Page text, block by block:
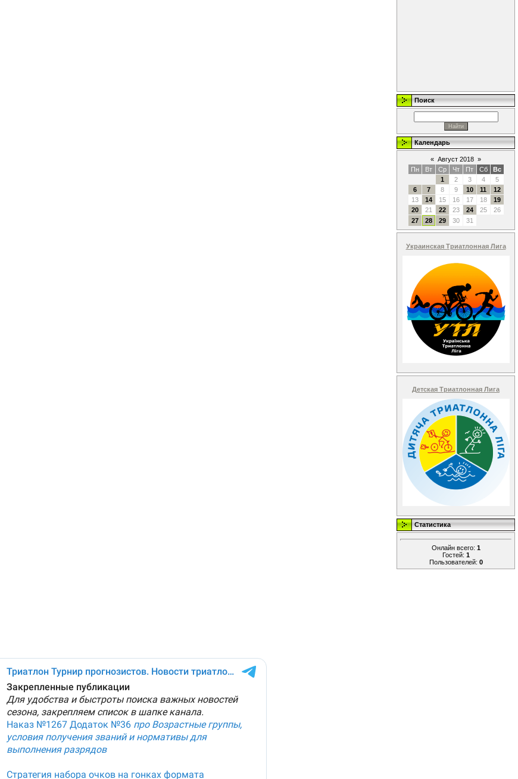
Поиск
Календарь
« Август 2018 »
Пн
Вт Ср Чт Пт Сб
Вс
1
2 3 4
5
6
7 8 9 10 11
12
13
14 15 16 17 18
19
20
21 22 23 24 25
26
27
28 29 30 31
Украинская Триатлонная Лига
Детская Триатлонная Лига
Статистика
Онлайн всего: 1
Гостей: 1
Пользователей: 0